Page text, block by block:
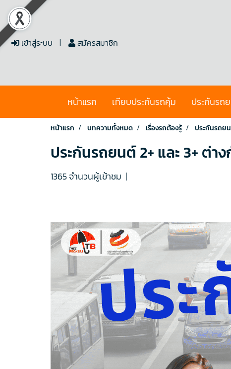
เข้าสู่ระบบ สมัครสมาชิก
หน้าแรก เทียบประกันรถคุ้ม ประกันรถ
หน้าแรก บทความทั้งหมด เรื่องรถต้องรู้ ประกันรถยน
ประกันรถยนต์ 2+ และ 3+ ต่า
1365 จำนวนผู้เข้าชม |